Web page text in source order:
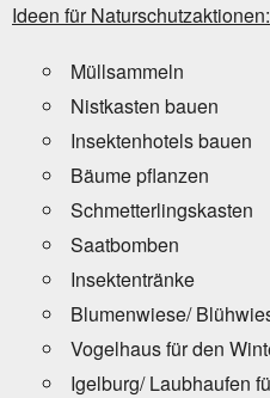
Ideen für Naturschutzaktionen:
Müllsammeln
Nistkasten bauen
Insektenhotels bauen
Bäume pflanzen
Schmetterlingskasten
Saatbomben
Insektentränke
Blumenwiese/
Vogelhaus für den
Igelburg/ Laubhaufen